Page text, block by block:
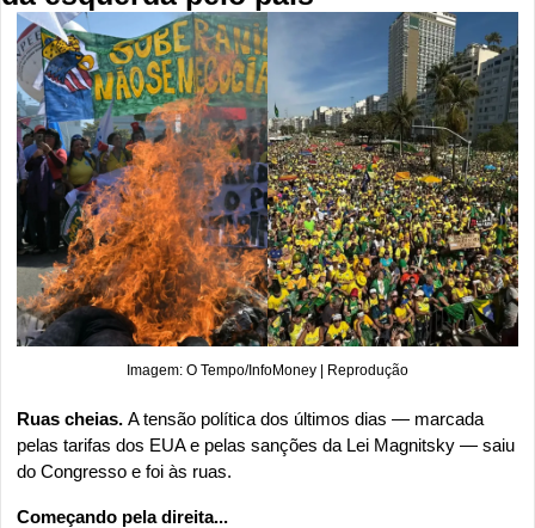
Imagem: O Tempo/InfoMoney | Reprodução
Ruas cheias. A tensão política dos últimos dias — marcada
pelas tarifas dos EUA e pelas sanções da Lei Magnitsky — saiu
do Congresso e foi às ruas.
Começando pela direita...